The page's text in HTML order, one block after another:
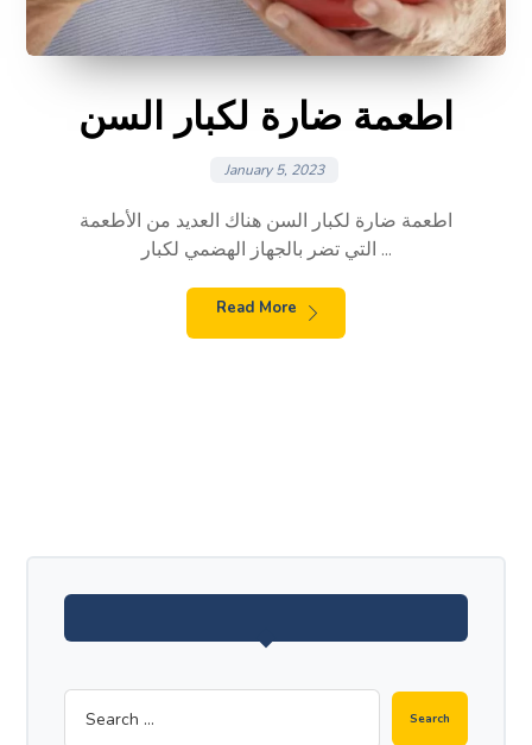
اطعمة ضارة لكبار السن
January 5, 2023
اطعمة ضارة لكبار السن هناك العديد من الأطعمة
التي تضر بالجهاز الهضمي لكبار ...
Read More